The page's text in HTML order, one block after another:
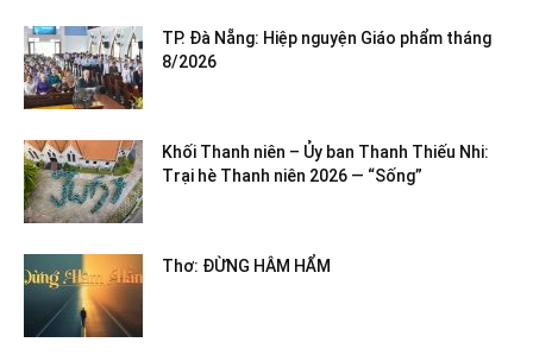
TP. Đà Nẵng: Hiệp nguyện Giáo phẩm tháng
8/2026
Khối Thanh niên – Ủy ban Thanh Thiếu Nhi:
Trại hè Thanh niên 2026 — “Sống”
Thơ: ĐỪNG HÂM HẨM